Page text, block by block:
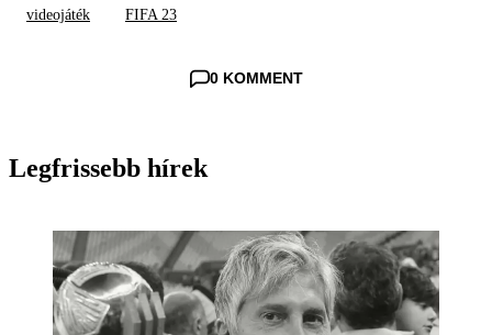
videojáték FIFA 23
0 KOMMENT
Legfrissebb hírek